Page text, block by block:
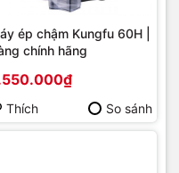
ép chậm Kungfu 60H |
chính hãng
Thích So sánh